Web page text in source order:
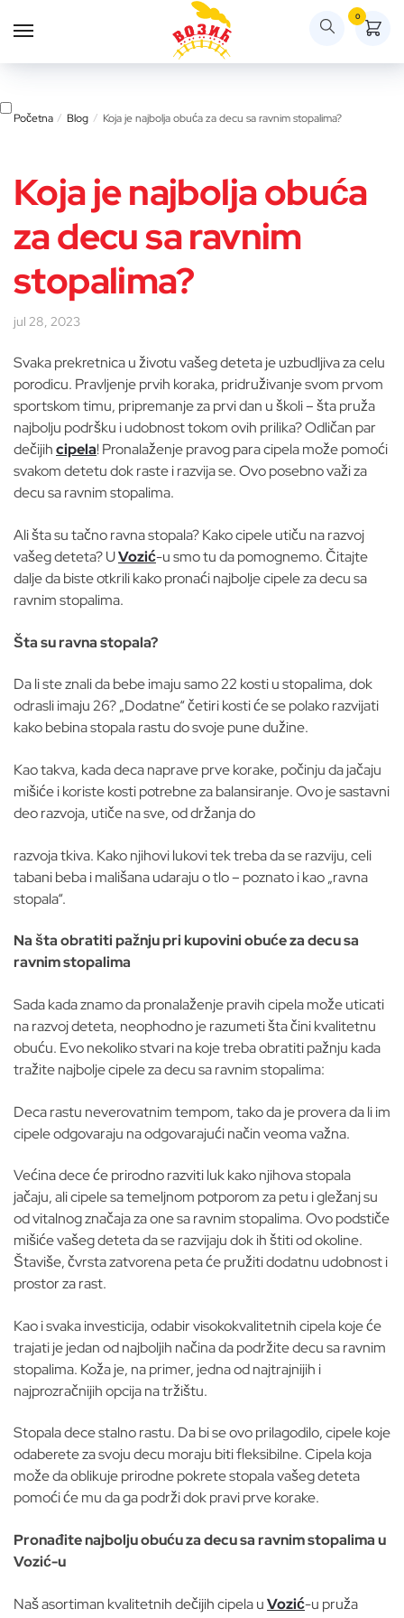
0
Početna / Blog / Koja je najbolja obuća za decu sa ravnim stopalima?
Koja je najbolja obuća
za decu sa ravnim
stopalima?
jul 28, 2023
Svaka prekretnica u životu vašeg deteta je uzbudljiva za celu
porodicu. Pravljenje prvih koraka, pridruživanje svom prvom
sportskom timu, pripremanje za prvi dan u školi – šta pruža
najbolju podršku i udobnost tokom ovih prilika? Odličan par
dečijihcipela! Pronalaženje pravog para cipela može pomoći
svakom detetu dok raste i razvija se. Ovo posebno važi za
decu sa ravnim stopalima.
Ali šta su tačno ravna stopala? Kako cipele utiču na razvoj
vašeg deteta? UVozić-u smo tu da pomognemo. Čitajte
dalje da biste otkrili kako pronaći najbolje cipele za decu sa
ravnim stopalima.
Šta su ravna stopala?
Da li ste znali da bebe imaju samo 22 kosti u stopalima, dok
odrasli imaju 26? „Dodatne“ četiri kosti će se polako razvijati
kako bebina stopala rastu do svoje pune dužine.
Kao takva, kada deca naprave prve korake, počinju da jačaju
mišiće i koriste kosti potrebne za balansiranje. Ovo je sastavni
deo razvoja, utiče na sve, od držanja do
razvoja tkiva. Kako njihovi lukovi tek treba da se razviju, celi
tabani beba i mališana udaraju o tlo – poznato i kao „ravna
stopala“.
Na šta obratiti pažnju pri kupovini obuće za decu sa
ravnim stopalima
Sada kada znamo da pronalaženje pravih cipela može uticati
na razvoj deteta, neophodno je razumeti šta čini kvalitetnu
obuću. Evo nekoliko stvari na koje treba obratiti pažnju kada
tražite najbolje cipele za decu sa ravnim stopalima:
Deca rastu neverovatnim tempom, tako da je provera da li im
cipele odgovaraju na odgovarajući način veoma važna.
Većina dece će prirodno razviti luk kako njihova stopala
jačaju, ali cipele sa temeljnom potporom za petu i gležanj su
od vitalnog značaja za one sa ravnim stopalima. Ovo podstiče
mišiće vašeg deteta da se razvijaju dok ih štiti od okoline.
Štaviše, čvrsta zatvorena peta će pružiti dodatnu udobnost i
prostor za rast.
Kao i svaka investicija, odabir visokokvalitetnih cipela koje će
trajati je jedan od najboljih načina da podržite decu sa ravnim
stopalima. Koža je, na primer, jedna od najtrajnijih i
najprozračnijih opcija na tržištu.
Stopala dece stalno rastu. Da bi se ovo prilagodilo, cipele koje
odaberete za svoju decu moraju biti fleksibilne. Cipela koja
može da oblikuje prirodne pokrete stopala vašeg deteta
pomoći će mu da ga podrži dok pravi prve korake.
Pronađite najbolju obuću za decu sa ravnim stopalima u
Vozić-u
Naš asortiman kvalitetnih dečijih cipela uVozić-u pruža